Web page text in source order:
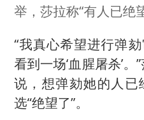
武契奇
上海大
《龙餐
举，莎拉称“有人已绝
“我真心希望进行弹
看到一场‘血腥屠杀’。
说，想弹劾她的人已
选“绝望了”。